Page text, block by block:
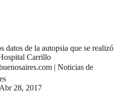
datos de la autopsia que se realizó
Carrillo
| Noticias de
Abr 28, 2017